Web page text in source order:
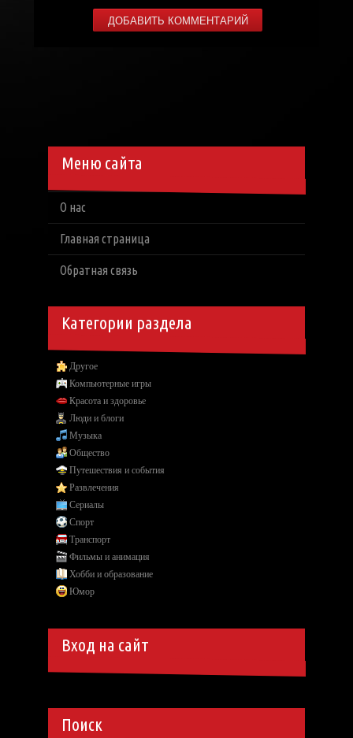
Меню сайта
О нас
Главная страница
Обратная связь
Категории раздела
Другое
Компьютерные игры
Красота и здоровье
Люди и блоги
Музыка
Общество
Путешествия и события
Развлечения
Сериалы
Спорт
Транспорт
Фильмы и анимация
Хобби и образование
Юмор
Вход на сайт
Поиск